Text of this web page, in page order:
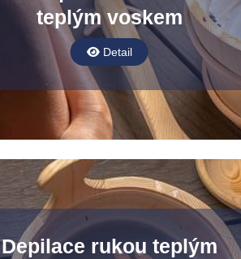
teplým voskem
Detail
Depilace rukou teplým